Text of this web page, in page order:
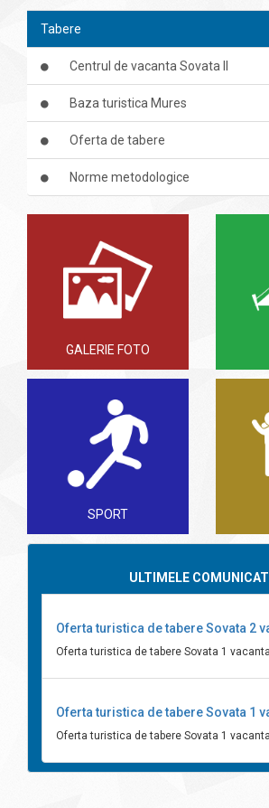
Tabere
Centrul de vacanta Sovata II
Baza turistica Mures
Oferta de tabere
Norme metodologice
GALERIE FOTO
SPORT
ULTIMELE
Oferta turistica de tabere Sovata 2
Oferta turistica de tabere Sovata 1
Oferta turistica de tabere Sovata 1
Oferta turistica de tabere Sovata 1